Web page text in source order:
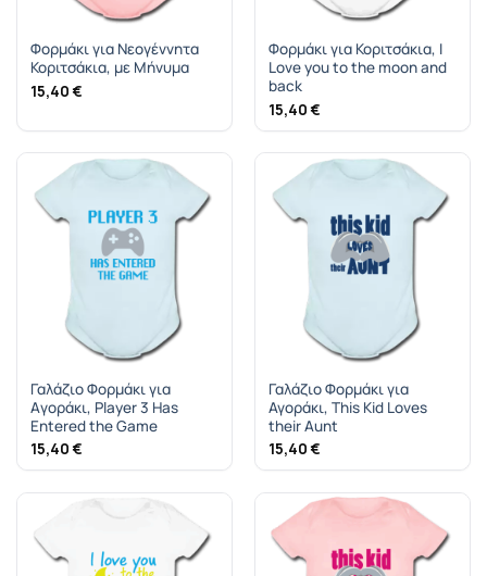
Φορμάκι για Νεογέννητα
Κοριτσάκια, με Mήνυμα
15,40 €
Φορμάκι για Κοριτσάκια, I
Love you to the moon and
back
15,40 €
Γαλάζιο Φορμάκι για
Aγοράκι, Player 3 Has
Entered the Game
15,40 €
Γαλάζιο Φορμάκι για
Αγοράκι, This Kid Loves
their Aunt
15,40 €